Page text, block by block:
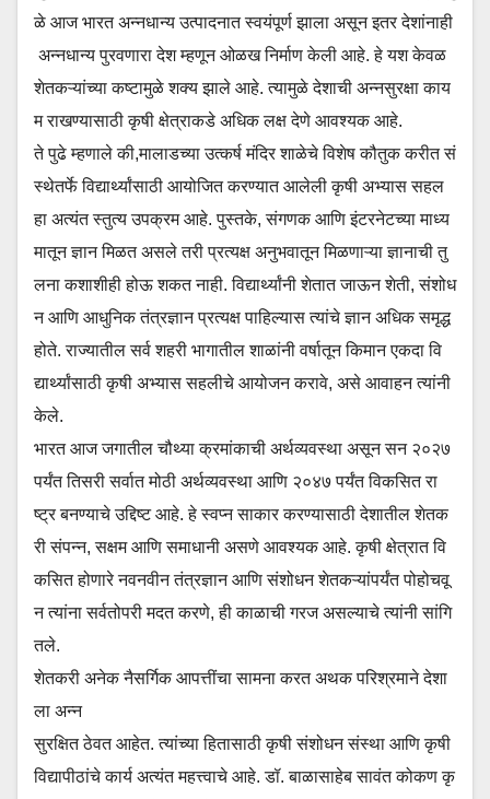
ळे आज भारत अन्नधान्य उत्पादनात स्वयंपूर्ण झाला असून इतर देशांनाही
अन्नधान्य पुरवणारा देश म्हणून ओळख निर्माण केली आहे. हे यश केवळ
शेतकऱ्यांच्या कष्टामुळे शक्य झाले आहे. त्यामुळे देशाची अन्नसुरक्षा काय
म राखण्यासाठी कृषी क्षेत्राकडे अधिक लक्ष देणे आवश्यक आहे.
ते पुढे म्हणाले की,मालाडच्या उत्कर्ष मंदिर शाळेचे विशेष कौतुक करीत सं
स्थेतर्फे विद्यार्थ्यांसाठी आयोजित करण्यात आलेली कृषी अभ्यास सहल
हा अत्यंत स्तुत्य उपक्रम आहे. पुस्तके, संगणक आणि इंटरनेटच्या माध्य
मातून ज्ञान मिळत असले तरी प्रत्यक्ष अनुभवातून मिळणाऱ्या ज्ञानाची तु
लना कशाशीही होऊ शकत नाही. विद्यार्थ्यांनी शेतात जाऊन शेती, संशोध
न आणि आधुनिक तंत्रज्ञान प्रत्यक्ष पाहिल्यास त्यांचे ज्ञान अधिक समृद्ध
होते. राज्यातील सर्व शहरी भागातील शाळांनी वर्षातून किमान एकदा वि
द्यार्थ्यांसाठी कृषी अभ्यास सहलीचे आयोजन करावे, असे आवाहन त्यांनी
केले.
भारत आज जगातील चौथ्या क्रमांकाची अर्थव्यवस्था असून सन २०२७
पर्यंत तिसरी सर्वात मोठी अर्थव्यवस्था आणि २०४७ पर्यंत विकसित रा
ष्ट्र बनण्याचे उद्दिष्ट आहे. हे स्वप्न साकार करण्यासाठी देशातील शेतक
री संपन्न, सक्षम आणि समाधानी असणे आवश्यक आहे. कृषी क्षेत्रात वि
कसित होणारे नवनवीन तंत्रज्ञान आणि संशोधन शेतकऱ्यांपर्यंत पोहोचवू
न त्यांना सर्वतोपरी मदत करणे, ही काळाची गरज असल्याचे त्यांनी सांगि
तले.
शेतकरी अनेक नैसर्गिक आपत्तींचा सामना करत अथक परिश्रमाने देशा
ला अन्न
सुरक्षित ठेवत आहेत. त्यांच्या हितासाठी कृषी संशोधन संस्था आणि कृषी
विद्यापीठांचे कार्य अत्यंत महत्त्वाचे आहे. डॉ. बाळासाहेब सावंत कोकण कृ